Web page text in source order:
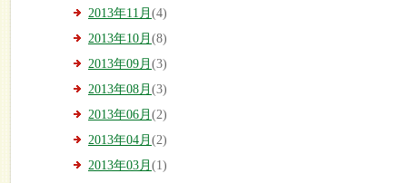
2013年11月 (4)
2013年10月 (8)
2013年09月 (3)
2013年08月 (3)
2013年06月 (2)
2013年04月 (2)
2013年03月 (1)